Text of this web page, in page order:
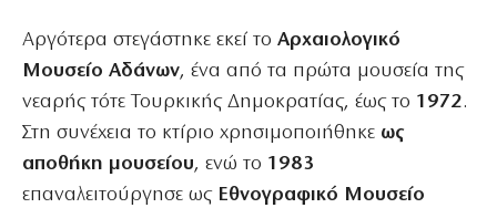
Αργότερα στεγάστηκε εκεί το Αρχαιολογικό
Μουσείο Αδάνων, ένα από τα πρώτα μουσεία της
νεαρής τότε Τουρκικής Δημοκρατίας, έως το 1972.
Στη συνέχεια το κτίριο χρησιμοποιήθηκε ως
αποθήκη μουσείου, ενώ το 1983
επαναλειτούργησε ως Εθνογραφικό Μουσείο